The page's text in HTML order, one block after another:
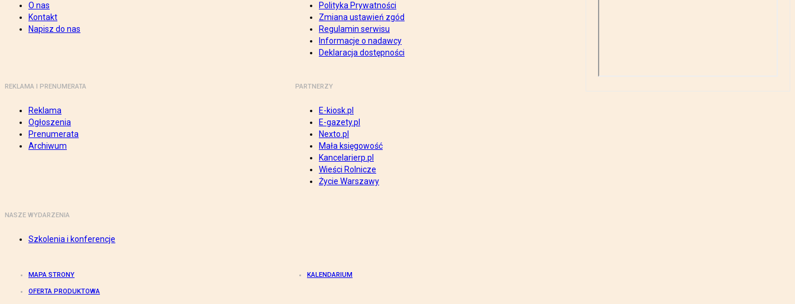
O nas
Kontakt
Napisz do nas
Polityka Prywatności
Zmiana ustawień zgód
Regulamin serwisu
Informacje o nadawcy
Deklaracja dostępności
REKLAMA I PRENUMERATA
Reklama
Ogłoszenia
Prenumerata
Archiwum
PARTNERZY
E-kiosk.pl
E-gazety.pl
Nexto.pl
Mała księgowość
Kancelarierp.pl
Wieści Rolnicze
Życie Warszawy
NASZE WYDARZENIA
Szkolenia i konferencje
MAPA STRONY KALENDARIUM
OFERTA PRODUKTOWA